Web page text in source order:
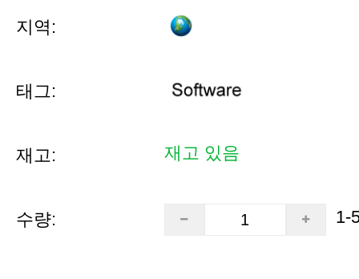
지역:
태그:
재고: 재고 있음
수량: 1-